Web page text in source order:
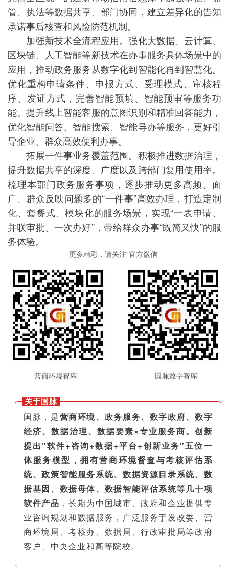
管、执法等数据共享、部门协同，建立差异化的告知
承诺事后核查和风险防范机制。
加强新技术全流程应用。强化大数据、云计算、
区块链、人工智能等新技术在办事服务具体场景中的
应用，推动政务服务从数字化到智能化再到智慧化。
优化重构申请条件、申报方式、受理模式、审核程
序、发证方式，完善智能预填、智能预审等服务功
能。提升线上智能客服的意图识别和精准回答能力，
优化智能问答、智能搜索、智能导办等服务，更好引
导企业、群众高效便利办事。
拓展一件事业务覆盖范围。积极推进数据治理，
提升数据共享的深度、广度以及跨部门复用使用率。
梳理本部门政务服务事项，逐步推动更多高频、面
广、群众反映问题多的“一件事”高效办理，打造定制
化、套餐式、模块化的服务场景，实现“一表申请、
并联审批、一次办好”，带给群众办事“既简又快”的服
务体验。
更多精彩，请关注“官方微信”
关于国脉
国脉，是营商环境、政务服务、数字政府、数字
经济、数据治理、数据要素×专业服务商。创新
提出"软件+咨询+数据+平台+创新业务"五位一
体服务模型，拥有营商环境督查与考核评估系
统、政策智能服务系统、数据资源目录系统、数
据基因、数据母体、数据智能评估系统等几十项
软件产品 ，长期为中国城市、政府和企业提供专
业咨询规划和数据服务，广泛服务于发改委、营
商环境局、考核办、数据局、行政审批局等政府
客户、中央企业和高等院校。